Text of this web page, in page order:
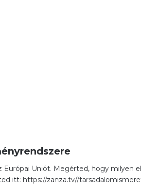
Uniót. Megérted, hogy milyen
itt: https://zanza.tv//